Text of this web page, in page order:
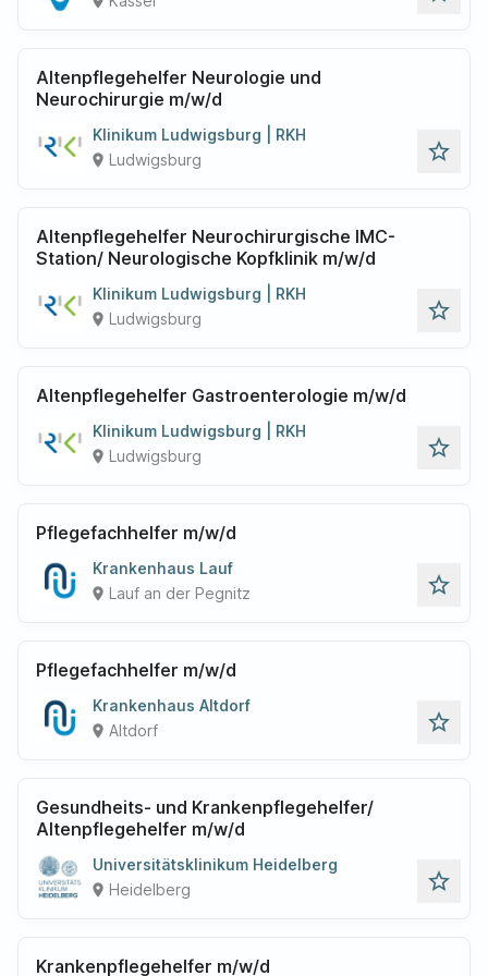
Altenpflegehelfer Neurologie und
Neurochirurgie m/w/d
Klinikum Ludwigsburg | RKH
place Ludwigsburg star_outline
Altenpflegehelfer Neurochirurgische IMC-
Station/ Neurologische Kopfklinik m/w/d
Klinikum Ludwigsburg | RKH
place Ludwigsburg star_outline
Altenpflegehelfer Gastroenterologie m/w/d
Klinikum Ludwigsburg | RKH
place Ludwigsburg star_outline
Pflegefachhelfer m/w/d
Krankenhaus Lauf
place Lauf an der Pegnitz star_outline
Pflegefachhelfer m/w/d
Krankenhaus Altdorf
place Altdorf star_outline
Gesundheits- und Krankenpflegehelfer/
Altenpflegehelfer m/w/d
Universitätsklinikum Heidelberg
place Heidelberg star_outline
Krankenpflegehelfer m/w/d